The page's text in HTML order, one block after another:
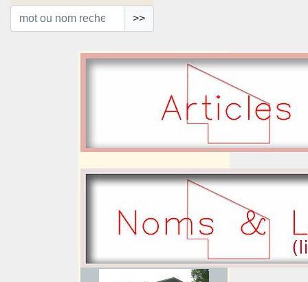
>>